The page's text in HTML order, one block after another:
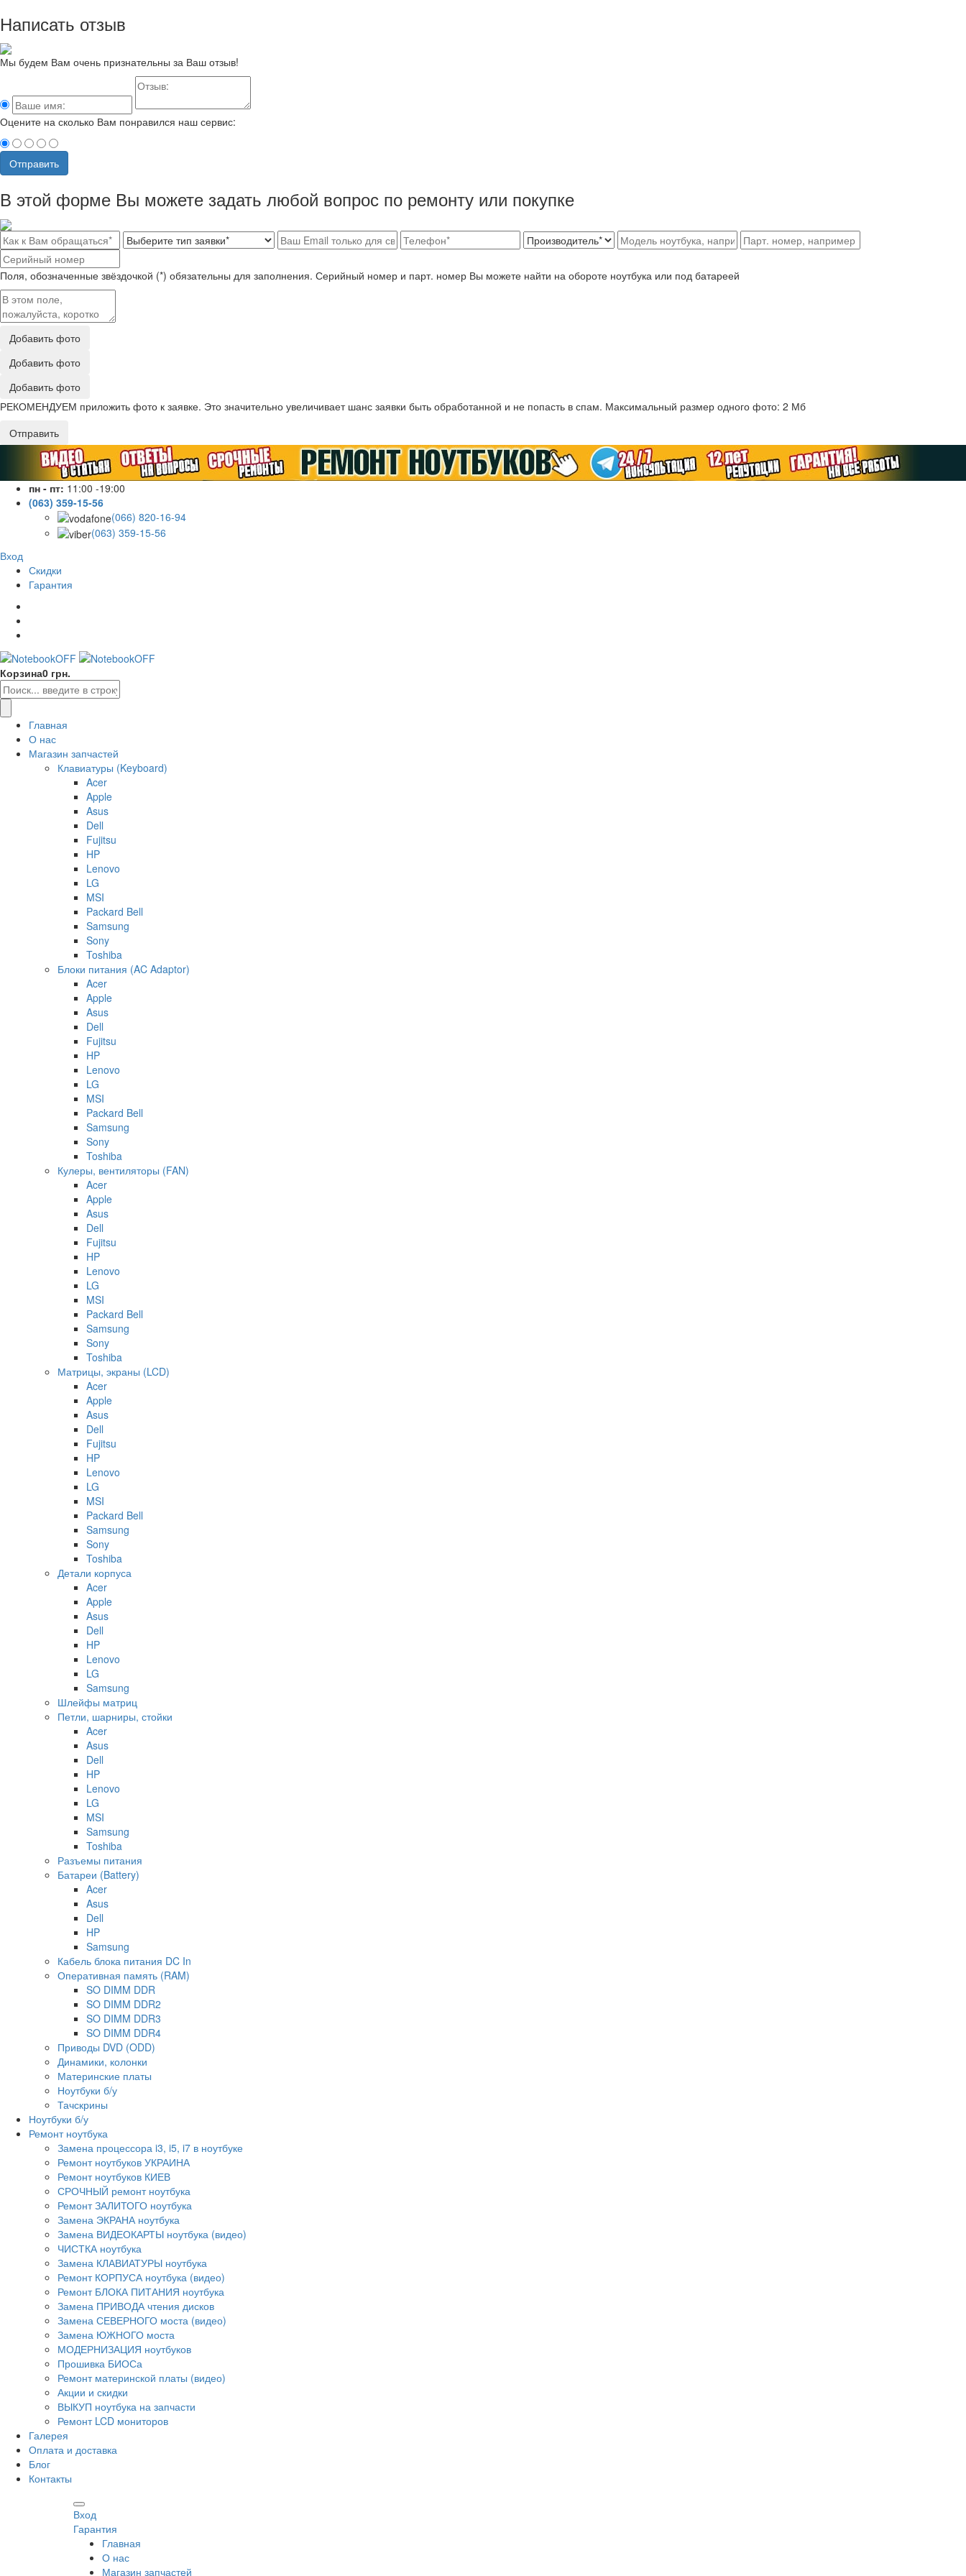
Написать отзыв
Мы будем Вам очень признательны за Ваш отзыв!
Оцените на сколько Вам понравился наш сервис:
Отправить
В этой форме Вы можете задать любой вопрос по ремонту или покупке
Поля, обозначенные звёздочкой (*) обязательны для заполнения. Серийный номер и парт. номер Вы можете найти на обороте ноутбука или под батареей
Добавить фото
Добавить фото
Добавить фото
РЕКОМЕНДУЕМ приложить фото к заявке. Это значительно увеличивает шанс заявки быть обработанной и не попасть в спам. Максимальный размер одного фото: 2 Мб
Отправить
пн - пт: 11:00 -19:00
(063) 359-15-56
(066) 820-16-94
(063) 359-15-56
Вход
Скидки
Гарантия
Корзина0 грн.
Главная
О нас
Магазин запчастей
Клавиатуры (Keyboard)
Acer
Apple
Asus
Dell
Fujitsu
HP
Lenovo
LG
MSI
Packard Bell
Samsung
Sony
Toshiba
Блоки питания (AC Adaptor)
Acer
Apple
Asus
Dell
Fujitsu
HP
Lenovo
LG
MSI
Packard Bell
Samsung
Sony
Toshiba
Кулеры, вентиляторы (FAN)
Acer
Apple
Asus
Dell
Fujitsu
HP
Lenovo
LG
MSI
Packard Bell
Samsung
Sony
Toshiba
Матрицы, экраны (LCD)
Acer
Apple
Asus
Dell
Fujitsu
HP
Lenovo
LG
MSI
Packard Bell
Samsung
Sony
Toshiba
Детали корпуса
Acer
Apple
Asus
Dell
HP
Lenovo
LG
Samsung
Шлейфы матриц
Петли, шарниры, стойки
Acer
Asus
Dell
HP
Lenovo
LG
MSI
Samsung
Toshiba
Разъемы питания
Батареи (Battery)
Acer
Asus
Dell
HP
Samsung
Кабель блока питания DC In
Оперативная память (RAM)
SO DIMM DDR
SO DIMM DDR2
SO DIMM DDR3
SO DIMM DDR4
Приводы DVD (ODD)
Динамики, колонки
Материнские платы
Ноутбуки б/у
Тачскрины
Ноутбуки б/у
Ремонт ноутбука
Замена процессора i3, i5, i7 в ноутбуке
Ремонт ноутбуков УКРАИНА
Ремонт ноутбуков КИЕВ
СРОЧНЫЙ ремонт ноутбука
Ремонт ЗАЛИТОГО ноутбука
Замена ЭКРАНА ноутбука
Замена ВИДЕОКАРТЫ ноутбука (видео)
ЧИСТКА ноутбука
Замена КЛАВИАТУРЫ ноутбука
Ремонт КОРПУСА ноутбука (видео)
Ремонт БЛОКА ПИТАНИЯ ноутбука
Замена ПРИВОДА чтения дисков
Замена СЕВЕРНОГО моста (видео)
Замена ЮЖНОГО моста
МОДЕРНИЗАЦИЯ ноутбуков
Прошивка БИОСа
Ремонт материнской платы (видео)
Акции и скидки
ВЫКУП ноутбука на запчасти
Ремонт LCD мониторов
Галерея
Оплата и доставка
Блог
Контакты
Вход
Гарантия
Главная
О нас
Магазин запчастей